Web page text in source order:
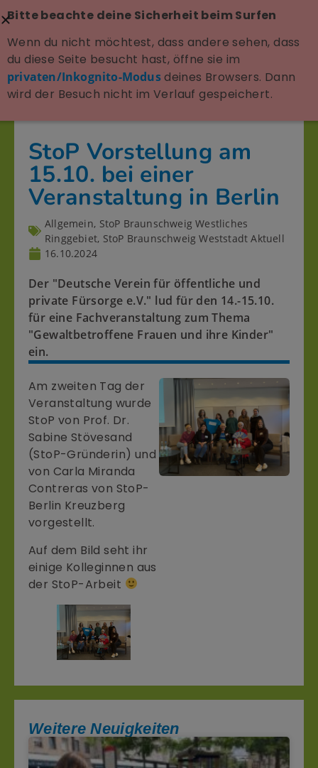
StoP Vorstellung am
15.10. bei einer
Veranstaltung in Berlin
Allgemein, StoP Braunschweig Westliches
Ringgebiet, StoP Braunschweig Weststadt Aktuell
16.10.2024
Der "Deutsche Verein für öffentliche und
private Fürsorge e.V." lud für den 14.-15.10.
für eine Fachveranstaltung zum Thema
"Gewaltbetroffene Frauen und ihre Kinder"
ein.
Am zweiten Tag der
Veranstaltung wurde
StoP von Prof. Dr.
Sabine Stövesand
(StoP-Gründerin) und
von Carla Miranda
Contreras von StoP-
Berlin Kreuzberg
vorgestellt.
Auf dem Bild seht ihr
einige Kolleginnen aus
der StoP-Arbeit
Weitere Neuigkeiten
Bitte beachte deine Sicherheit beim Surfen
Wenn du nicht möchtest, dass andere sehen, dass
du diese Seite besucht hast, öffne sie im
privaten/Inkognito-Modusdeines Browsers. Dann
wird der Besuch nicht im Verlauf gespeichert.